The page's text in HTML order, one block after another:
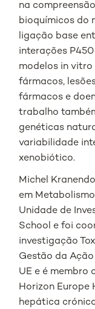
na
bioquímicos do
ligação base
interações
modelos in
fármacos,
fármacos e
trabalho
genéticas
variabilidade
xenobiótico.
Michel
em
Unidade de
School e foi
investigação
Gestão da
UE e é membro
Horizon Europe
hepática